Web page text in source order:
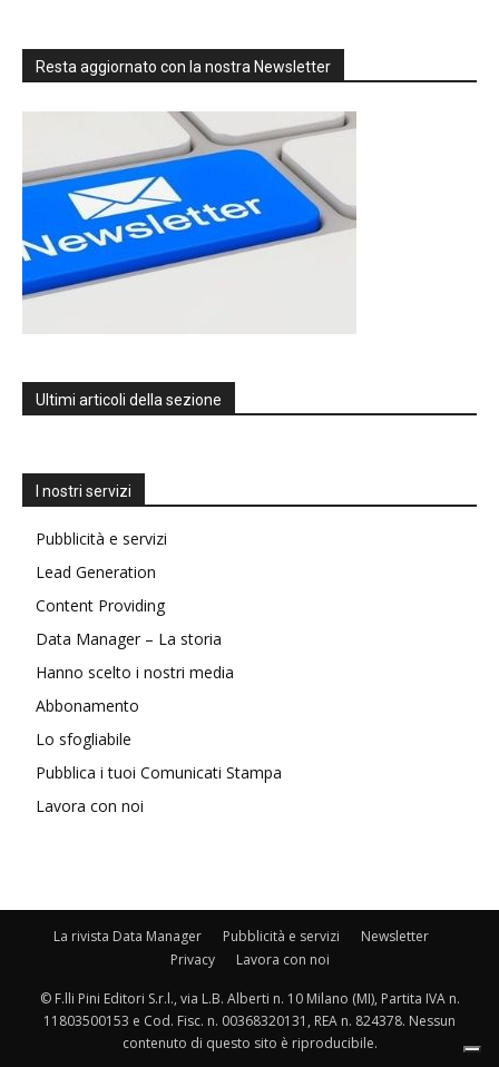
Resta aggiornato con la nostra Newsletter
Ultimi articoli della sezione
I nostri servizi
Pubblicità e servizi
Lead Generation
Content Providing
Data Manager – La storia
Hanno scelto i nostri media
Abbonamento
Lo sfogliabile
Pubblica i tuoi Comunicati Stampa
Lavora con noi
La rivista Data Manager Pubblicità e servizi
Newsletter
Privacy
Lavora con noi
© F.lli Pini Editori S.r.l., via L.B. Alberti n. 10 Milano (MI), Partita IVA n.
11803500153 e Cod. Fisc. n. 00368320131, REA n. 824378. Nessun
contenuto di questo sito è riproducibile.